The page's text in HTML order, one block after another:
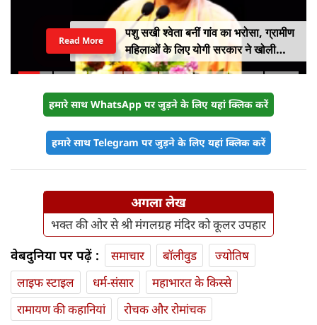
पशु सखी श्वेता बनीं गांव का भरोसा, ग्रामीण
महिलाओं के लिए योगी सरकार ने खोली
आत्मनिर्भरता की राह
Read More
हमारे साथ WhatsApp पर जुड़ने के लिए यहां क्लिक करें
हमारे साथ Telegram पर जुड़ने के लिए यहां क्लिक करें
अगला लेख
भक्त की ओर से श्री मंगलग्रह मंदिर को कूलर उपहार
वेबदुनिया पर पढ़ें : समाचार बॉलीवुड
ज्योतिष
लाइफ स्‍टाइल
धर्म-संसार
महाभारत के किस्से
रामायण की कहानियां
रोचक और रोमांचक